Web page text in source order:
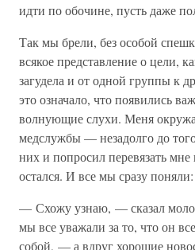
идти по обочине, пусть даже
Так мы брели, без особой
всякое представление о цели,
загудела и от одной группы к
это означало, что появились
волнующие слухи. Меня
медслужбы — незадолго до
них и попросил перевязать
остался. И все мы сразу
— Схожу узнаю, — сказал
мы все уважали за то, что он
собой, — а вдруг хорошие